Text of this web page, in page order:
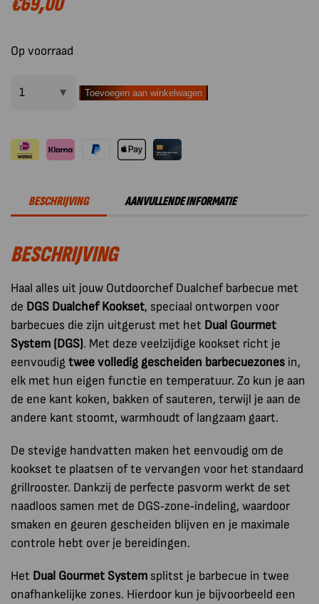
Op voorraad
Outdoorchef
Accessoire
Kookset
Toevoegen aan winkelwagen
BESCHRIJVING AANVULLENDE INFORMATIE
BESCHRIJVING
Haal alles uit jouw Outdoorchef Dualchef barbecue met
de DGS Dualchef Kookset, speciaal ontworpen voor
barbecues die zijn uitgerust met het Dual Gourmet
System (DGS). Met deze veelzijdige kookset richt je
eenvoudig twee volledig gescheiden barbecuezones in,
elk met hun eigen functie en temperatuur. Zo kun je aan
de ene kant koken, bakken of sauteren, terwijl je aan de
andere kant stoomt, warmhoudt of langzaam gaart.
De stevige handvatten maken het eenvoudig om de
kookset te plaatsen of te vervangen voor het standaard
grillrooster. Dankzij de perfecte pasvorm werkt de set
naadloos samen met de DGS‑zone‑indeling, waardoor
smaken en geuren gescheiden blijven en je maximale
controle hebt over je bereidingen.
Het Dual Gourmet System splitst je barbecue in twee
onafhankelijke zones. Hierdoor kun je bijvoorbeeld een